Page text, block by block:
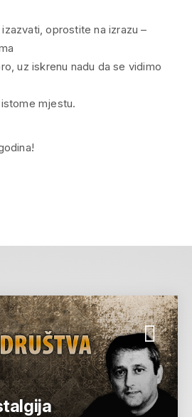
oprostite na izrazu –
uz iskrenu nadu da se vidimo
mjestu.